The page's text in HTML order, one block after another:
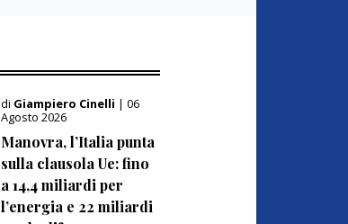
di Giampiero Cinelli | 06
Agosto 2026
Manovra, l’Italia punta
sulla clausola Ue: fino
a 14,4 miliardi per
l’energia e 22 miliardi